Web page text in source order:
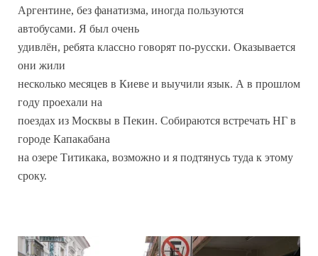
Аргентине, без фанатизма, иногда пользуются
автобусами. Я был очень
удивлён, ребята классно говорят по-русски. Оказывается
они жили
несколько месяцев в Киеве и выучили язык. А в прошлом
году проехали на
поездах из Москвы в Пекин. Собираются встречать НГ в
городе Капакабана
на озере Титикака, возможно и я подтянусь туда к этому
сроку.